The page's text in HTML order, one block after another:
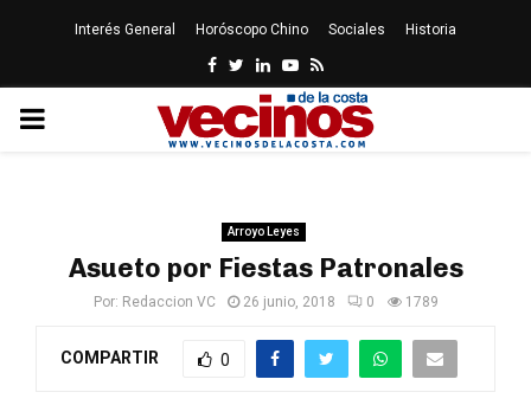
Interés General Horóscopo Chino Sociales Historia
Facebook
Twitter
LinkedinYoutube
Rss
PRIMARY
Arroyo Leyes
Asueto por Fiestas Patronales
Por: Redaccion VC 26 junio, 2018 0 1789
COMPARTIR 0